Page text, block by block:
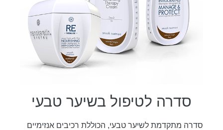
סדרה לטיפול בשיער טבעי
סדרה מתקדמת לשיער טבעי, הכוללת רכיבים אנזימיים